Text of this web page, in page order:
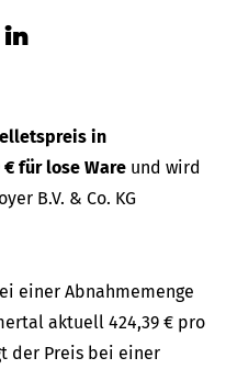
in
in
€ für lose Ware und wird
B.V. & Co. KG
einer Abnahmemenge
aktuell 424,39 € pro
der Preis bei einer